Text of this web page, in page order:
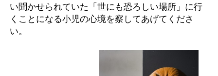
い聞かせられていた「世にも恐ろしい場所」に行
くことになる小児の心境を察してあげてくださ
い。